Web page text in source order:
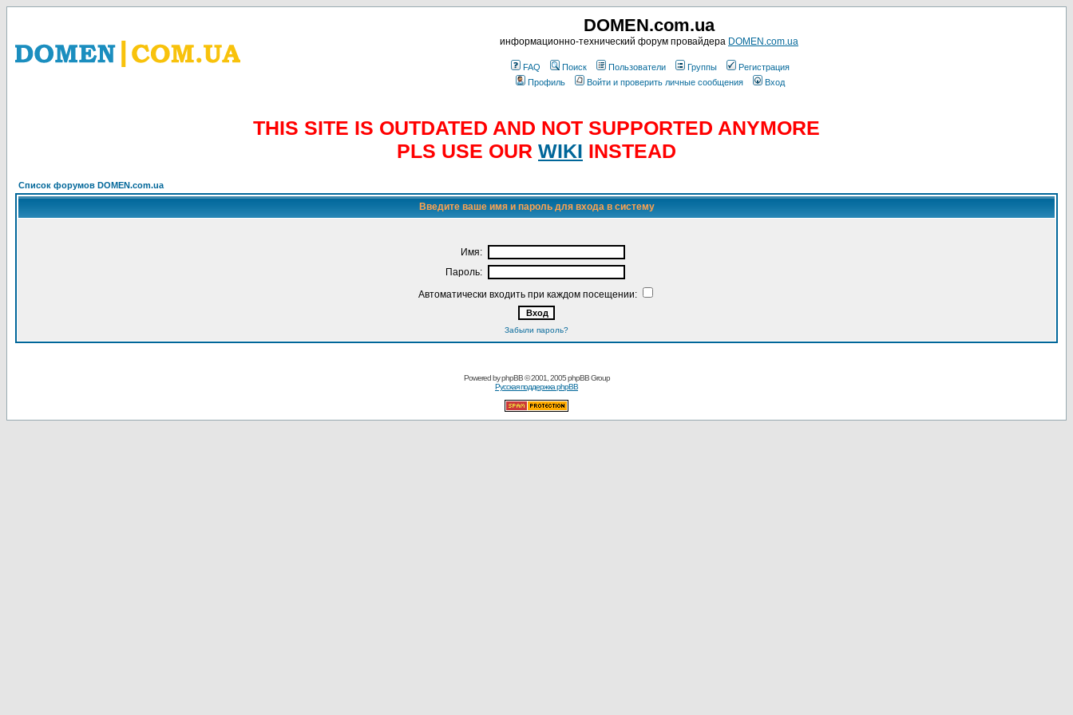
DOMEN.com.ua
информационно-технический форум провайдера DOMEN.com.ua
FAQ Поиск Пользователи Группы
Регистрация
Профиль
Войти и проверить личные сообщения Вход
THIS SITE IS OUTDATED AND NOT SUPPORTED ANYMORE
PLS USE OUR WIKI INSTEAD
Список форумов DOMEN.com.ua
Введите ваше имя и пароль для входа в систему
Имя:
Пароль:
Автоматически входить при каждом посещении:
Забыли пароль?
Powered byphpBB© 2001, 2005 phpBB Group
Русская поддержка phpBB